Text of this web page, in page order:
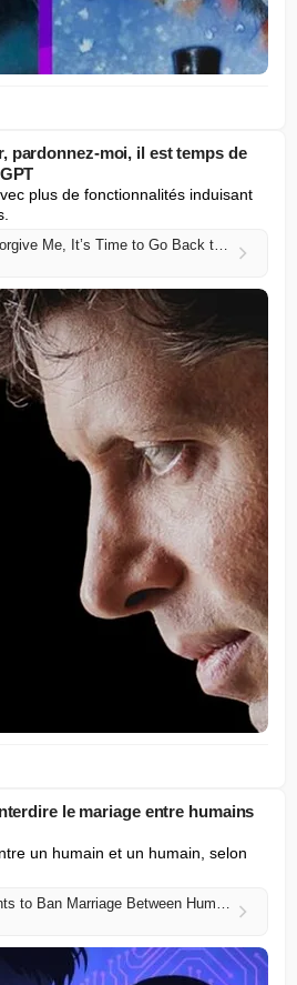
pardonnez-moi, il est temps de
plus de fonctionnalités induisant
Sam Altman: Lord Forgive Me, It’s Time to Go Back to the Old ChatGPT
le mariage entre humains
un humain et un humain, selon
Ohio Lawmaker Wants to Ban Marriage Between Humans and AI Chatbots